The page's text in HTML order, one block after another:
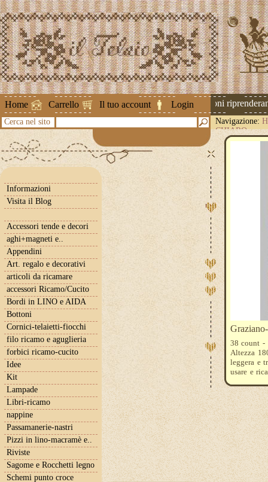
Home Carrello Il tuo account Login
Attenzione ! Le spedizioni
Cerca nel sito Navigazione:
CHIARO
Informazioni
Visita il Blog
Accessori tende e decori
aghi+magneti e..
Appendini
Art. regalo e decorativi
articoli da ricamare
accessori Ricamo/Cucito
Bordi in LINO e AIDA
Bottoni
Cornici-telaietti-fiocchi
filo ricamo e aguglieria
forbici ricamo-cucito
Idee
Kit
Lampade
Libri-ricamo
nappine
Passamanerie-nastri
Pizzi in lino-macramè e..
Riviste
Sagome e Rocchetti legno
Schemi punto croce
38 count -
Altezza
leggera e
usare e
quantità: 3